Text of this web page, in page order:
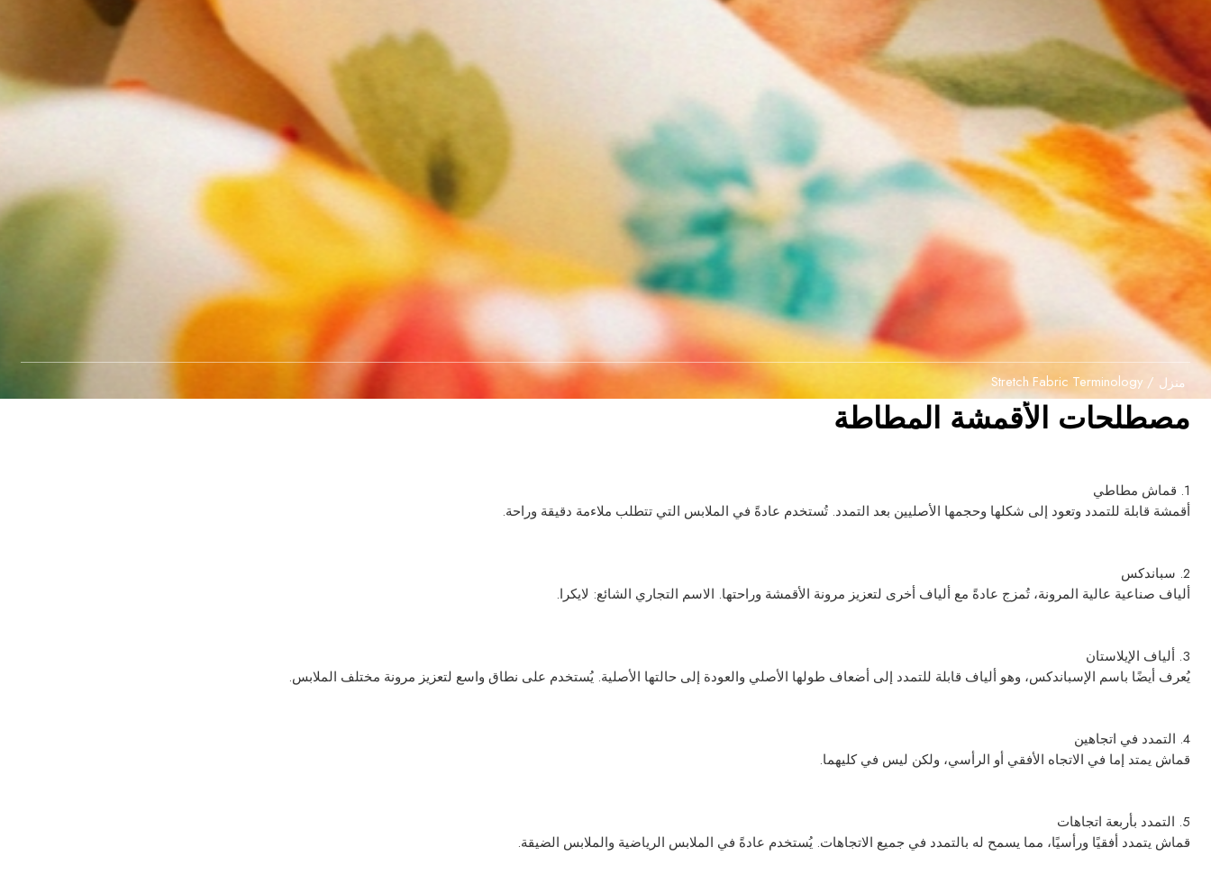
منزل /
Stretch Fabric Terminology
مصطلحات الأقمشة المطاطة
1. قماش مطاطي
أقمشة قابلة للتمدد وتعود إلى شكلها وحجمها الأصليين بعد التمدد. تُستخدم عادةً في الملابس التي تتطلب ملاءمة دقيقة وراحة.
2. سباندكس
ألياف صناعية عالية المرونة، تُمزج عادةً مع ألياف أخرى لتعزيز مرونة الأقمشة وراحتها. الاسم التجاري الشائع: لايكرا.
3. ألياف الإيلاستان
يُعرف أيضًا باسم الإسباندكس، وهو ألياف قابلة للتمدد إلى أضعاف طولها الأصلي والعودة إلى حالتها الأصلية. يُستخدم على نطاق واسع لتعزيز مرونة مختلف الملابس.
4. التمدد في اتجاهين
قماش يمتد إما في الاتجاه الأفقي أو الرأسي، ولكن ليس في كليهما.
5. التمدد بأربعة اتجاهات
قماش يتمدد أفقيًا ورأسيًا، مما يسمح له بالتمدد في جميع الاتجاهات. يُستخدم عادةً في الملابس الرياضية والملابس الضيقة.